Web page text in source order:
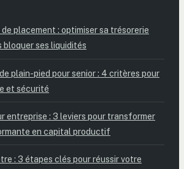
placement : optimiser sa trésorerie
ses liquidités
plain-pied pour senior : 4 critères pour
et sécurité
entreprise : 3 leviers pour transformer
en capital productif
: 3 étapes clés pour réussir votre